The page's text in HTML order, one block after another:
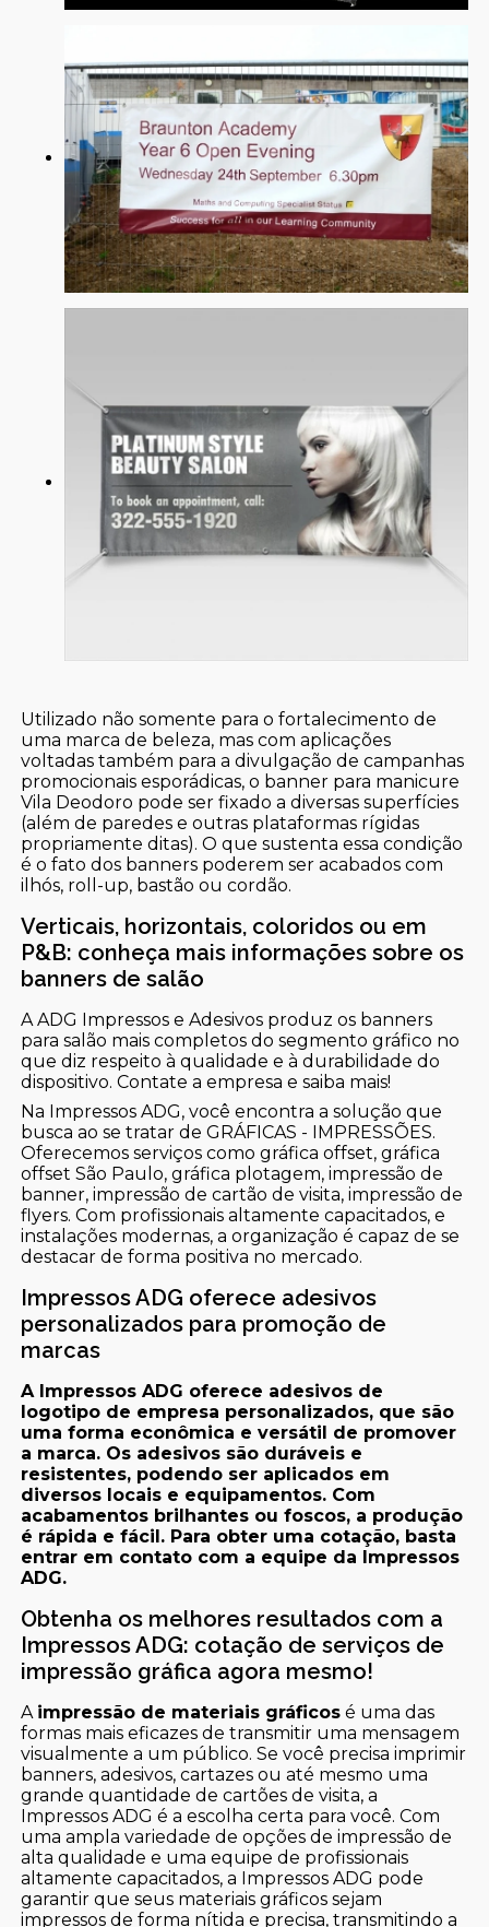
Utilizado não somente para o fortalecimento de
uma marca de beleza, mas com aplicações
voltadas também para a divulgação de campanhas
promocionais esporádicas, o banner para manicure
Vila Deodoro pode ser fixado a diversas superfícies
(além de paredes e outras plataformas rígidas
propriamente ditas). O que sustenta essa condição
é o fato dos banners poderem ser acabados com
ilhós, roll-up, bastão ou cordão.
Verticais, horizontais, coloridos ou em
P&B: conheça mais informações sobre os
banners de salão
A ADG Impressos e Adesivos produz os banners
para salão mais completos do segmento gráfico no
que diz respeito à qualidade e à durabilidade do
dispositivo. Contate a empresa e saiba mais!
Na Impressos ADG, você encontra a solução que
busca ao se tratar de GRÁFICAS - IMPRESSÕES.
Oferecemos serviços como gráfica offset, gráfica
offset São Paulo, gráfica plotagem, impressão de
banner, impressão de cartão de visita, impressão de
flyers. Com profissionais altamente capacitados, e
instalações modernas, a organização é capaz de se
destacar de forma positiva no mercado.
Impressos ADG oferece adesivos
personalizados para promoção de
marcas
A Impressos ADG oferece adesivos de
logotipo de empresa personalizados, que são
uma forma econômica e versátil de promover
a marca. Os adesivos são duráveis e
resistentes, podendo ser aplicados em
diversos locais e equipamentos. Com
acabamentos brilhantes ou foscos, a produção
é rápida e fácil. Para obter uma cotação, basta
entrar em contato com a equipe da Impressos
ADG.
Obtenha os melhores resultados com a
Impressos ADG: cotação de serviços de
impressão gráfica agora mesmo!
A impressão de materiais gráficos é uma das
formas mais eficazes de transmitir uma mensagem
visualmente a um público. Se você precisa imprimir
banners, adesivos, cartazes ou até mesmo uma
grande quantidade de cartões de visita, a
Impressos ADG é a escolha certa para você. Com
uma ampla variedade de opções de impressão de
alta qualidade e uma equipe de profissionais
altamente capacitados, a Impressos ADG pode
garantir que seus materiais gráficos sejam
impressos de forma nítida e precisa, transmitindo a